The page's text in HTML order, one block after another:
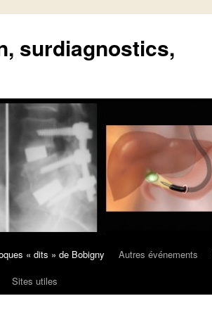
surdiagnostics,
« dits » de Bobigny Autres événements
Sites utiles